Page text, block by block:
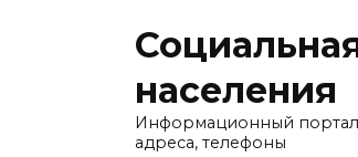
населения
Информационный портал
адреса, телефоны